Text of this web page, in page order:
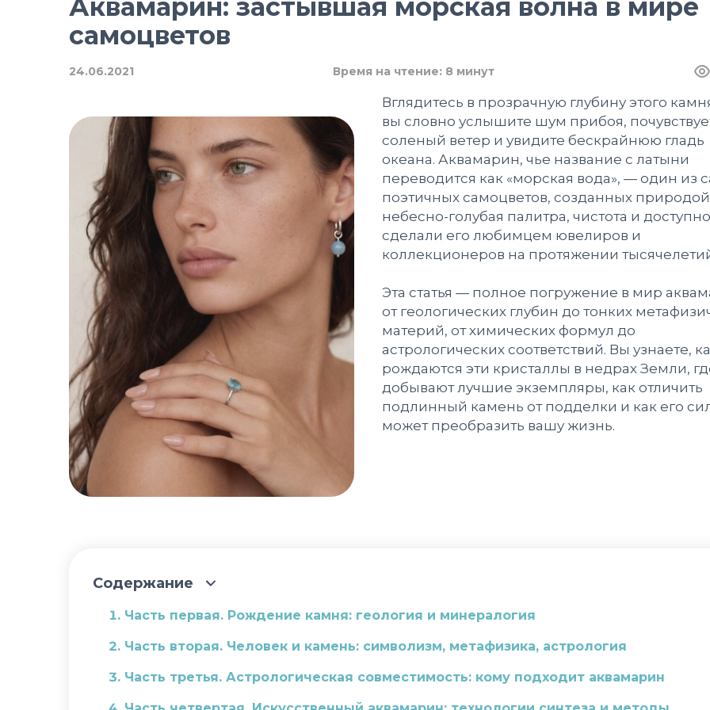
Аквамарин: застывшая морская волна в мире
самоцветов
24.06.2021 Время на чтение: 8 минут
Вглядитесь в прозрачную глубину этого
вы словно услышите шум прибоя,
соленый ветер и увидите бескрайнюю гладь
океана. Аквамарин, чье название с латыни
переводится как «морская вода», — один из
поэтичных самоцветов, созданных
небесно-голубая палитра, чистота и
сделали его любимцем ювелиров и
коллекционеров на протяжении
Эта статья — полное погружение в мир
от геологических глубин до тонких
материй, от химических формул до
астрологических соответствий. Вы узнаете,
рождаются эти кристаллы в недрах Земли,
добывают лучшие экземпляры, как отличить
подлинный камень от подделки и как его
может преобразить вашу жизнь.
Содержание
Часть первая. Рождение камня: геология и минералогия
Часть вторая. Человек и камень: символизм, метафизика, астрология
Часть третья. Астрологическая совместимость: кому подходит аквамарин